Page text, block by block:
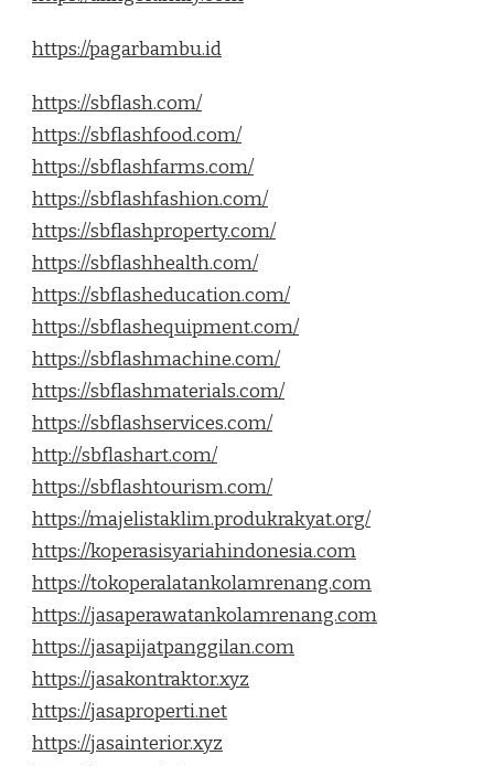
https://pagarbambu.id
https://sbflash.com/
https://sbflashfood.com/
https://sbflashfarms.com/
https://sbflashfashion.com/
https://sbflashproperty.com/
https://sbflashhealth.com/
https://sbflasheducation.com/
https://sbflashequipment.com/
https://sbflashmachine.com/
https://sbflashmaterials.com/
https://sbflashservices.com/
http://sbflashart.com/
https://sbflashtourism.com/
https://majelistaklim.produkrakyat.org/
https://koperasisyariahindonesia.com
https://tokoperalatankolamrenang.com
https://jasaperawatankolamrenang.com
https://jasapijatpanggilan.com
https://jasakontraktor.xyz
https://jasaproperti.net
https://jasainterior.xyz